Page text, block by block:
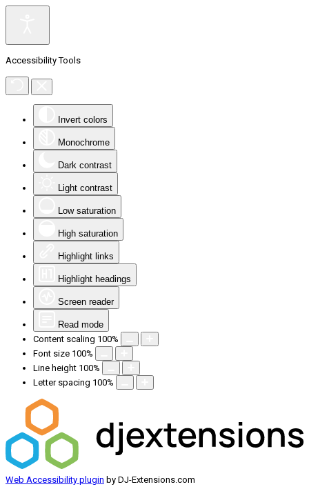
Accessibility Tools
Invert colors
Monochrome
Dark contrast
Light contrast
Low saturation
High saturation
Highlight links
Highlight headings
Screen reader
Read mode
Content scaling 100%
Font size 100%
Line height 100%
Letter spacing 100%
Web Accessibility plugin by DJ-Extensions.com